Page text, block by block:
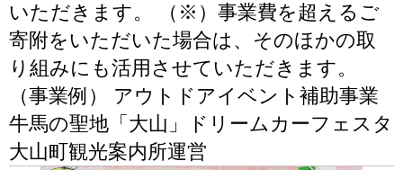
いただきます。 （※）事業費を超えるご
寄附をいただいた場合は、そのほかの取
り組みにも活用させていただきます。
（事業例） アウトドアイベント補助事業
牛馬の聖地「大山」ドリームカーフェスタ
大山町観光案内所運営